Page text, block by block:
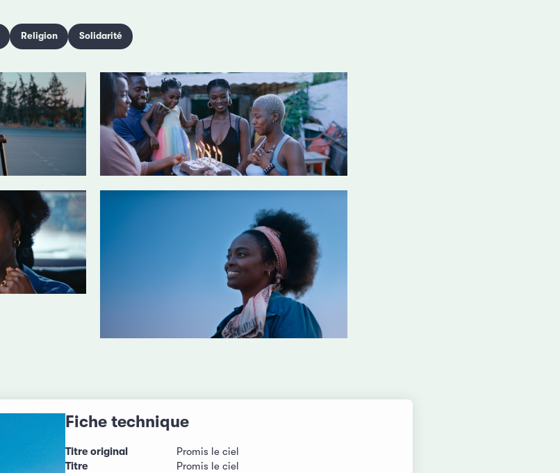
Religion Solidarité
Fiche technique
Titre original
Promis le ciel
Titre
Promis le ciel